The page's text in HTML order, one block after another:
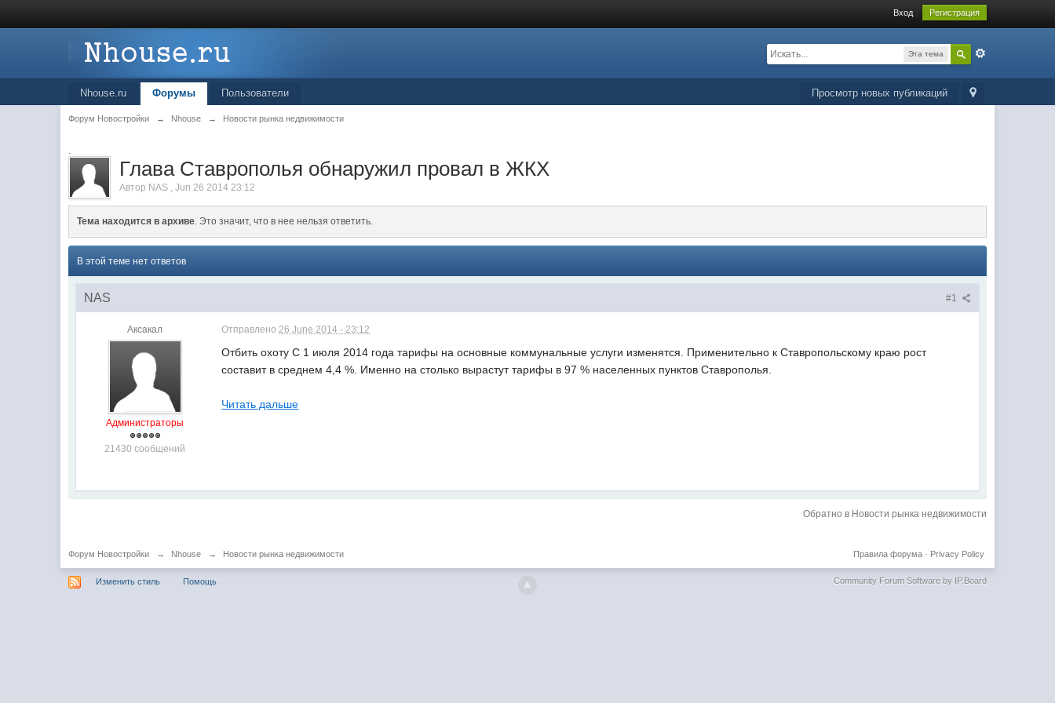
Вход Регистрация
Эта тема
Просмотр новых публикаций
Nhouse.ru Форумы Пользователи
Форум Новостройки → Nhouse → Новости рынка недвижимости
.
Глава Ставрополья обнаружил провал в ЖКХ
Автор NAS ,Jun 26 2014 23:12
Тема находится в архиве. Это значит, что в нее нельзя ответить.
В этой теме нет ответов
#1
NAS
Аксакал
Администраторы
21430 сообщений
Отправлено26 June 2014 - 23:12
Отбить охоту С 1 июля 2014 года тарифы на основные коммунальные услуги изменятся. Применительно к Ставропольскому краю рост
составит в среднем 4,4 %. Именно на столько вырастут тарифы в 97 % населенных пунктов Ставрополья.
Читать дальше
Обратно в Новости рынка недвижимости
Форум Новостройки → Nhouse → Новости рынка недвижимости Privacy Policy
Правила форума·
Изменить стиль Помощь Community Forum Software by IP.Board